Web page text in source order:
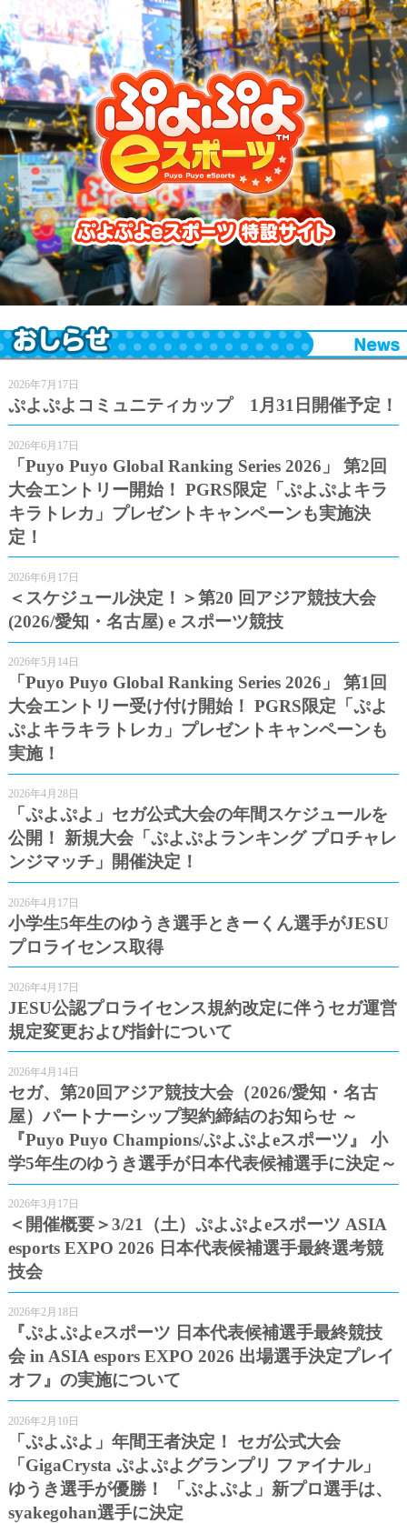
ぷよぷよeスポーツ 特設サイト
2026年7月17日
ぷよぷよコミュニティカップ 1月31日開催予定！
2026年6月17日
「Puyo Puyo Global Ranking Series 2026」 第2回
大会エントリー開始！ PGRS限定「ぷよぷよキラ
キラトレカ」プレゼントキャンペーンも実施決
定！
2026年6月17日
＜スケジュール決定！＞第20 回アジア競技大会
(2026/愛知・名古屋) e スポーツ競技
2026年5月14日
「Puyo Puyo Global Ranking Series 2026」 第1回
大会エントリー受け付け開始！ PGRS限定「ぷよ
ぷよキラキラトレカ」プレゼントキャンペーンも
実施！
2026年4月28日
「ぷよぷよ」セガ公式大会の年間スケジュールを
公開！ 新規大会「ぷよぷよランキング プロチャレ
ンジマッチ」開催決定！
2026年4月17日
小学生5年生のゆうき選手ときーくん選手がJESU
プロライセンス取得
2026年4月17日
JESU公認プロライセンス規約改定に伴うセガ運営
規定変更および指針について
2026年4月14日
セガ、第20回アジア競技大会（2026/愛知・名古
屋）パートナーシップ契約締結のお知らせ ～
『Puyo Puyo Champions/ぷよぷよeスポーツ』 小
学5年生のゆうき選手が日本代表候補選手に決定～
2026年3月17日
＜開催概要＞3/21（土）ぷよぷよeスポーツ ASIA
esports EXPO 2026 日本代表候補選手最終選考競
技会
2026年2月18日
『ぷよぷよeスポーツ 日本代表候補選手最終競技
会 in ASIA espors EXPO 2026 出場選手決定プレイ
オフ』の実施について
2026年2月10日
「ぷよぷよ」年間王者決定！ セガ公式大会
「GigaCrysta ぷよぷよグランプリ ファイナル」
ゆうき選手が優勝！ 「ぷよぷよ」新プロ選手は、
syakegohan選手に決定